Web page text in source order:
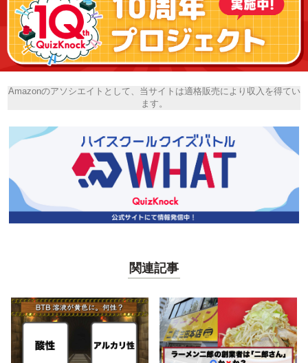
Amazonのアソシエイトとして、当サイトは適格販売により収入を得てい
ます。
関連記事